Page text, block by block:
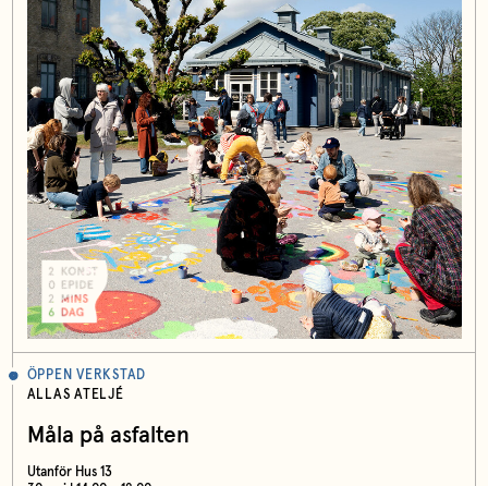
ÖPPEN VERKSTAD
ALLAS ATELJÉ
Måla på asfalten
Utanför Hus 13